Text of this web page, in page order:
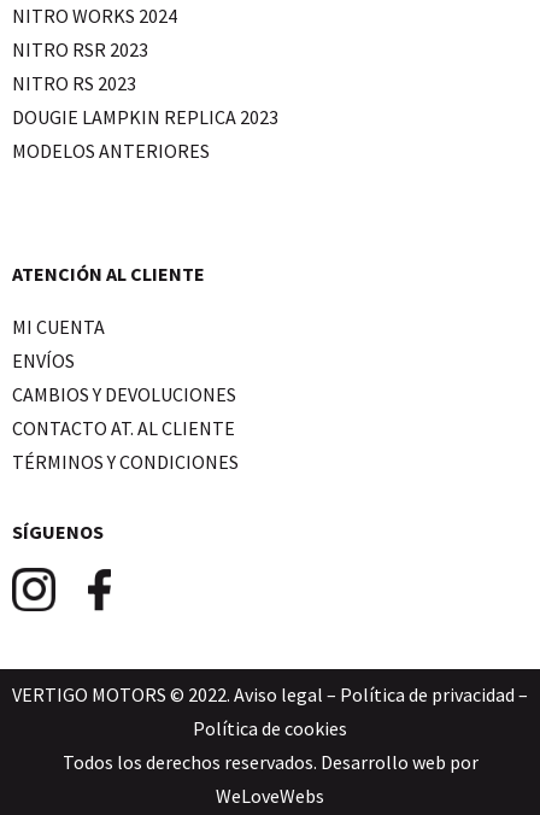
NITRO WORKS 2024
NITRO RSR 2023
NITRO RS 2023
DOUGIE LAMPKIN REPLICA 2023
MODELOS ANTERIORES
ATENCIÓN AL CLIENTE
MI CUENTA
ENVÍOS
CAMBIOS Y DEVOLUCIONES
CONTACTO AT. AL CLIENTE
TÉRMINOS Y CONDICIONES
SÍGUENOS
VERTIGO MOTORS © 2022. Aviso legal – Política de privacidad –
Política de cookies
Todos los derechos reservados. Desarrollo web por
WeLoveWebs